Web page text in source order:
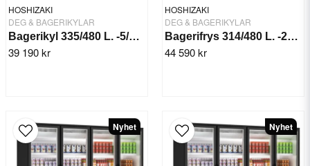
HOSHIZAKI
DEG & BAGERIKYLAR
Bagerikyl 335/480 L. -5/+12°C BAKER M 550 L DR
39 190 kr
HOSHIZAKI
DEG & BAGERIKYLAR
Bagerifrys 314/480 L. -25/+12°C BAKER F 550 L DR
44 590 kr
Nyhet Nyhet